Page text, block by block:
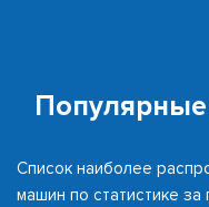
Популярные
Список наиболее
машин по статистике